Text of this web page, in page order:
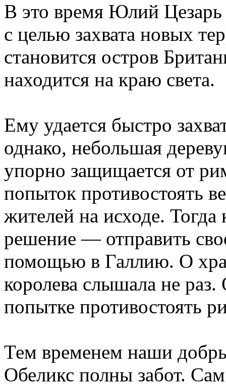
В это время Юлий
с целью захвата новых
становится остров
находится на краю света.
Ему удается быстро
однако, небольшая
упорно защищается от
попыток противостоять
жителей на исходе.
решение — отправить
помощью в Галлию. О
королева слышала не
попытке противостоять
Тем временем наши
Обеликс полны забот.